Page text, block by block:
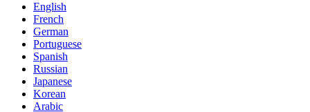
English
French
German
Portuguese
Spanish
Russian
Japanese
Korean
Arabic